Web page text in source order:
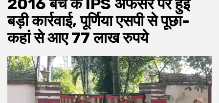
2016 बैच के IPS अफसर पर हुई
बड़ी कार्रवाई, पूर्णिया एसपी से पूछा-
कहां से आए 77 लाख रुपये